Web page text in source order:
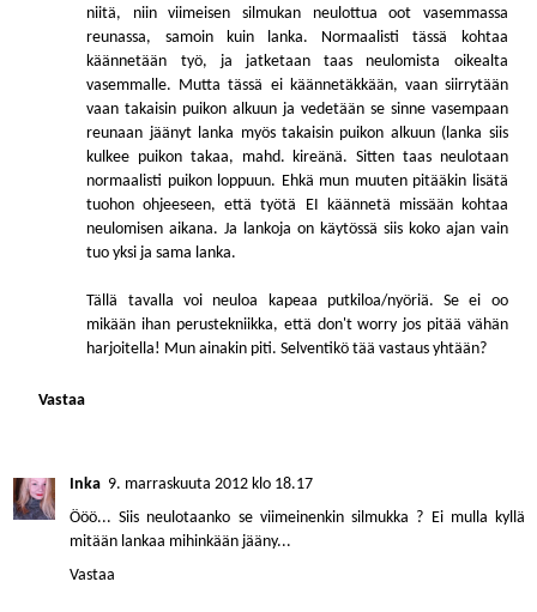
niitä, niin viimeisen silmukan neulottua oot vasemmassa
reunassa, samoin kuin lanka. Normaalisti tässä kohtaa
käännetään työ, ja jatketaan taas neulomista oikealta
vasemmalle. Mutta tässä ei käännetäkkään, vaan siirrytään
vaan takaisin puikon alkuun ja vedetään se sinne vasempaan
reunaan jäänyt lanka myös takaisin puikon alkuun (lanka siis
kulkee puikon takaa, mahd. kireänä. Sitten taas neulotaan
normaalisti puikon loppuun. Ehkä mun muuten pitääkin lisätä
tuohon ohjeeseen, että työtä EI käännetä missään kohtaa
neulomisen aikana. Ja lankoja on käytössä siis koko ajan vain
tuo yksi ja sama lanka.
Tällä tavalla voi neuloa kapeaa putkiloa/nyöriä. Se ei oo
mikään ihan perustekniikka, että don't worry jos pitää vähän
harjoitella! Mun ainakin piti. Selventikö tää vastaus yhtään?
Vastaa
Inka 9. marraskuuta 2012 klo 18.17
Ööö... Siis neulotaanko se viimeinenkin silmukka ? Ei mulla kyllä
mitään lankaa mihinkään jääny...
Vastaa